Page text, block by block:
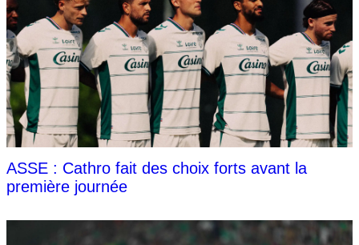
ASSE : Cathro fait des choix forts avant la
première journée